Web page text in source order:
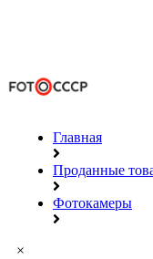
Главная
Проданные
Фотокамеры
×